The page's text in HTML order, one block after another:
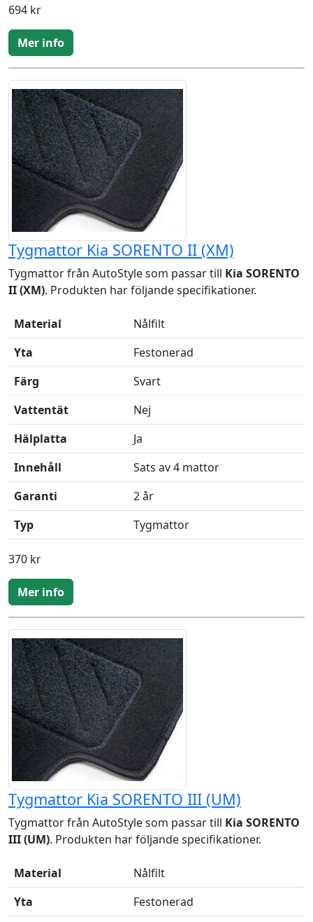
694 kr
Mer info
Tygmattor Kia SORENTO II (XM)
Tygmattor från AutoStyle som passar till Kia SORENTO
II (XM). Produkten har följande specifikationer.
Material
Nålfilt
Yta
Festonerad
Färg
Svart
Vattentät
Nej
Hälplatta
Ja
Innehåll
Sats av 4 mattor
Garanti
2 år
Typ
Tygmattor
370 kr
Mer info
Tygmattor Kia SORENTO III (UM)
Tygmattor från AutoStyle som passar till Kia SORENTO
III (UM). Produkten har följande specifikationer.
Material
Nålfilt
Yta
Festonerad